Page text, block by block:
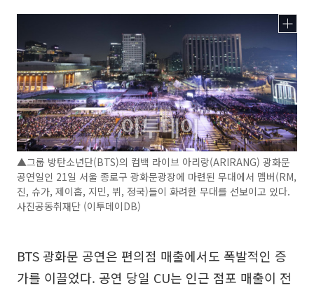
▲그룹 방탄소년단(BTS)의 컴백 라이브 아리랑(ARIRANG) 광화문
공연일인 21일 서울 종로구 광화문광장에 마련된 무대에서 멤버(RM,
진, 슈가, 제이홉, 지민, 뷔, 정국)들이 화려한 무대를 선보이고 있다.
사진공동취재단 (이투데이DB)
BTS 광화문 공연은 편의점 매출에서도 폭발적인 증
가를 이끌었다. 공연 당일 CU는 인근 점포 매출이 전